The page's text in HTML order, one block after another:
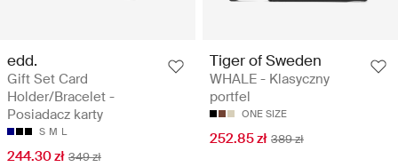
edd.
Gift Set Card
Holder/Bracelet -
Posiadacz karty
S M L
244.30 zł 349 zł
Tiger of Sweden
WHALE - Klasyczny
portfel
ONE SIZE
252.85 zł 389 zł